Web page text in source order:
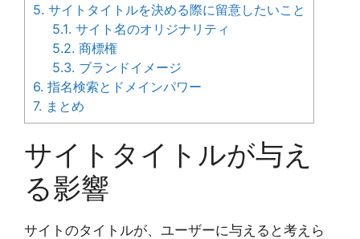
5. サイトタイトルを決める際に留意したいこと
5.1. サイト名のオリジナリティ
5.2. 商標権
5.3. ブランドイメージ
6. 指名検索とドメインパワー
7. まとめ
サイトタイトルが与え
る影響
サイトのタイトルが、ユーザーに与えると考えら